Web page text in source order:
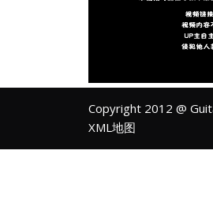
Copyright 2012 @
XML地图